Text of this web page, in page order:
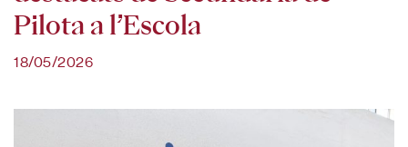
Pilota a l’Escola
18/05/2026